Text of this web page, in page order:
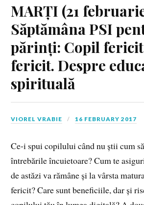
MARȚI (21
Săptămâna PSI
părinți: Copil
fericit. Despre
spirituală
VIOREL VRABIE 16 FEBRUARY 2017
Ce-i spui copilului când nu știi cum
întrebările încuietoare? Cum te
de astăzi va rămâne și la vârsta
fericit? Care sunt beneficiile, dar și